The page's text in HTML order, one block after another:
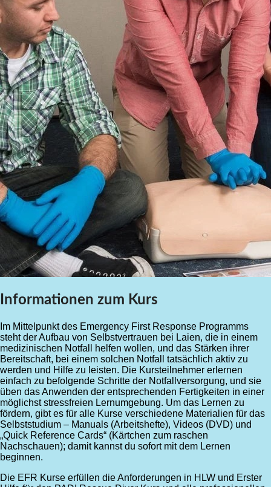
Informationen zum Kurs
Im Mittelpunkt des Emergency First Response Programms
steht der Aufbau von Selbstvertrauen bei Laien, die in einem
medizinischen Notfall helfen wollen, und das Stärken ihrer
Bereitschaft, bei einem solchen Notfall tatsächlich aktiv zu
werden und Hilfe zu leisten. Die Kursteilnehmer erlernen
einfach zu befolgende Schritte der Notfallversorgung, und sie
üben das Anwenden der entsprechenden Fertigkeiten in einer
möglichst stressfreien Lernumgebung. Um das Lernen zu
fördern, gibt es für alle Kurse verschiedene Materialien für das
Selbststudium – Manuals (Arbeitshefte), Videos (DVD) und
„Quick Reference Cards“ (Kärtchen zum raschen
Nachschauen); damit kannst du sofort mit dem Lernen
beginnen.
Die EFR Kurse erfüllen die Anforderungen in HLW und Erster